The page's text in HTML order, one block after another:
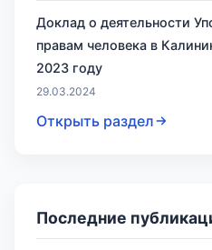
Доклад о деятельности
правам человека в
2023 году
29.03.2024
Открыть раздел
Последние